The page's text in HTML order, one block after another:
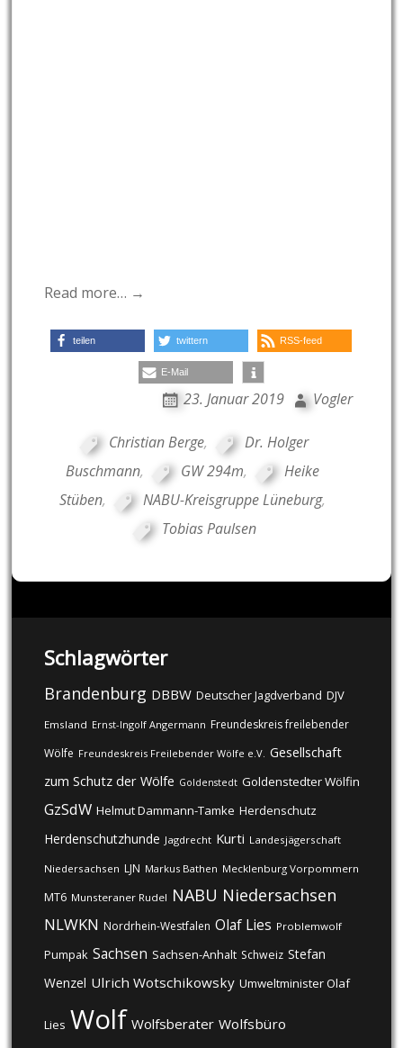
Read more… →
teilen twittern RSS-feed
E-Mail
23. Januar 2019 Vogler
Christian Berge,
Dr. Holger
Buschmann, GW 294m,
Heike
Stüben, NABU-Kreisgruppe Lüneburg,
Tobias Paulsen
Schlagwörter
Brandenburg DBBW Deutscher Jagdverband DJV
Emsland Ernst-Ingolf Angermann Freundeskreis freilebender
Wölfe Freundeskreis Freilebender Wölfe e.V. Gesellschaft
zum Schutz der Wölfe Goldenstedt Goldenstedter Wölfin
GzSdW Helmut Dammann-Tamke Herdenschutz
Herdenschutzhunde Jagdrecht Kurti Landesjägerschaft
Niedersachsen LJN Markus Bathen Mecklenburg Vorpommern
MT6 Munsteraner Rudel NABU Niedersachsen
NLWKN Nordrhein-Westfalen Olaf Lies Problemwolf
Pumpak Sachsen Sachsen-Anhalt Schweiz Stefan
Wenzel Ulrich Wotschikowsky Umweltminister Olaf
Lies Wolf Wolfsberater Wolfsbüro